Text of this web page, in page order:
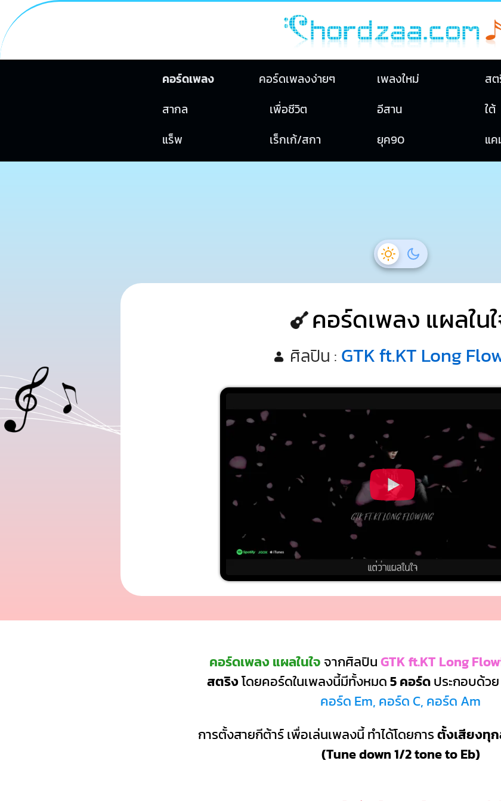
คอร์ดเพลง คอร์ดเพลงง่ายๆ เพลงใหม่ ส
สากล
เพื่อชีวิต อีสาน ใต้
แร็พ
เร็กเก้/สกา ยุค90 แ
คอร์ดเพลง แผลใน
ศิลปิน : GTK ft.KT Long
คอร์ดเพลง แผลในใจ จากศิลปินGTK ft.KT Long
สตริงโดยคอร์ดในเพลงนี้มีทั้งหมด5 คอร์ดประกอบด้วย
คอร์ด Em, คอร์ด C, คอร์ด Am
การตั้งสายกีต้าร์ เพื่อเล่นเพลงนี้ ทำได้โดยการตั้งเสียงทุ
(Tune down 1/2 tone to Eb)